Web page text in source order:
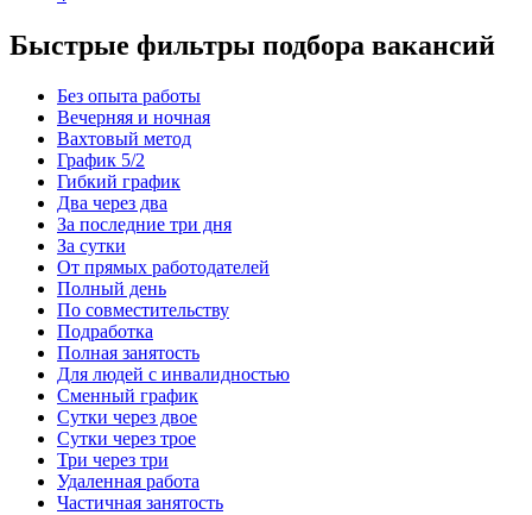
Быстрые фильтры подбора вакансий
Без опыта работы
Вечерняя и ночная
Вахтовый метод
График 5/2
Гибкий график
Два через два
За последние три дня
За сутки
От прямых работодателей
Полный день
По совместительству
Подработка
Полная занятость
Для людей с инвалидностью
Сменный график
Сутки через двое
Сутки через трое
Три через три
Удаленная работа
Частичная занятость